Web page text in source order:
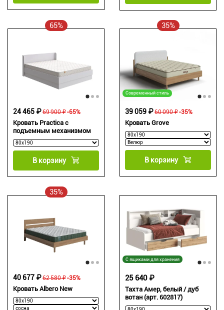
65%
Кровать Practica с
подъемным механизмом
69 900 ₽
24 465 ₽ -65%
В корзину
35%
Современный стиль
Кровать Grove
60 090 ₽
39 059 ₽ -35%
В корзину
35%
Кровать Albero New
62 580 ₽
40 677 ₽ -35%
С ящиками для хранения
Тахта Амер, белый / дуб
вотан (арт. 602817)
25 640 ₽